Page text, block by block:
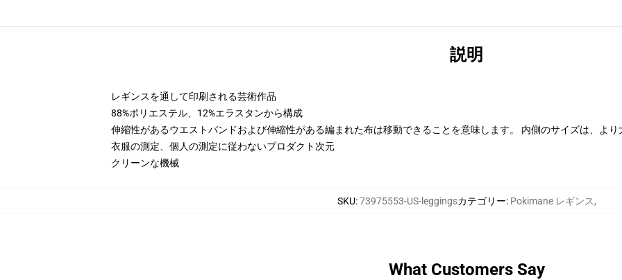
説明
レギンスを通して印刷される芸術作品
88%ポリエステル、12%エラスタンから構成
伸縮性があるウエストバンドおよび伸縮性がある編まれた布は移動できることを意味します。 内側のサイズは、より
衣服の測定、個人の測定に従わないプロダクト次元
クリーンな機械
SKU:73975553-US-leggingsカテゴリー: Pokimane レギンス,
What Customers Say